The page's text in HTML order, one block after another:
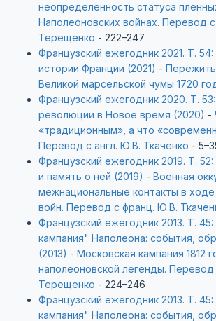
неопределенность статуса
Наполеоновских войнах. Перевод
Терещенко - 222–247
Французский ежегодник 2021. Т.
истории Франции (2021) -
Великой марсельской чумы 1720
Французский ежегодник 2020. Т.
революции в Новое время (2020) -
«традиционным», а что
Перевод с англ. Ю.В. Ткаченко -
Французский ежегодник 2019. Т.
и память о ней (2019) - Военная
межнациональные контакты в
войн. Перевод с франц. Ю.В.
Французский ежегодник 2013. Т. 45:
кампания" Наполеона: события,
(2013) - Московская кампания 1812
наполеоновской легенды. Перевод
Терещенко - 224–246
Французский ежегодник 2013. Т. 45:
кампания" Наполеона: события,